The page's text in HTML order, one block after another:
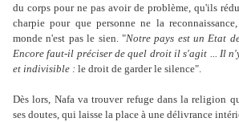
du corps pour ne pas avoir de problème, qu'ils
charpie pour que personne ne la
monde n'est pas le sien. "Notre pays est un Etat
Encore faut-il préciser de quel droit il s'agit ... Il
et indivisible : le droit de garder le silence".
Dès lors, Nafa va trouver refuge dans la religion
ses doutes, qui laisse la place à une délivrance